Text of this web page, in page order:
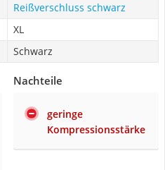
Reißverschluss schwarz
XL
Schwarz
Nachteile
geringe
Kompressionsstärke